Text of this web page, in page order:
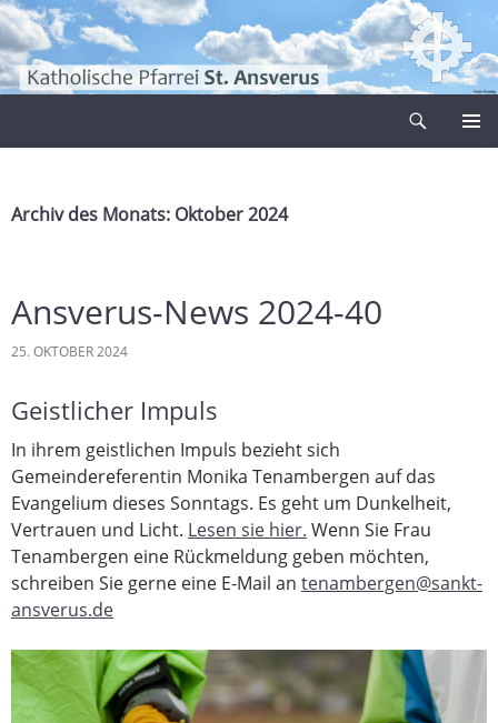
Zum
Inhalt
springen
Archiv des Monats: Oktober 2024
Ansverus-News 2024-40
25. OKTOBER 2024
Geistlicher Impuls
In ihrem geistlichen Impuls bezieht sich
Gemeindereferentin Monika Tenambergen auf das
Evangelium dieses Sonntags. Es geht um Dunkelheit,
Vertrauen und Licht. Lesen sie hier. Wenn Sie Frau
Tenambergen eine Rückmeldung geben möchten,
schreiben Sie gerne eine E-Mail an tenambergen@sankt-
ansverus.de